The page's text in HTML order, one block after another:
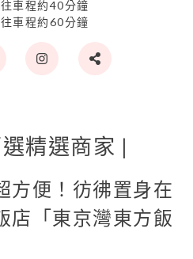
きる、ランチもしくはディナー
画面からのご予約が利用条件
車程約40分鐘
車程約60分鐘
精選商家 |
方便！彷彿置身在
店「東京灣東方飯